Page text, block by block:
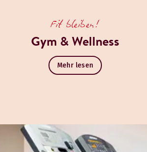
Fit bleiben!
Gym & Wellness
Mehr lesen